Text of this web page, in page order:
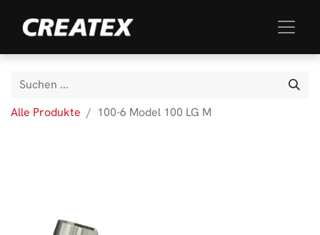
Alle Produkte 100-6 Model 100 LG M